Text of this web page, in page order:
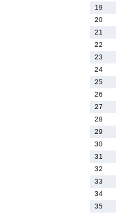
19
20
21
22
23
24
25
26
27
28
29
30
31
32
33
34
35